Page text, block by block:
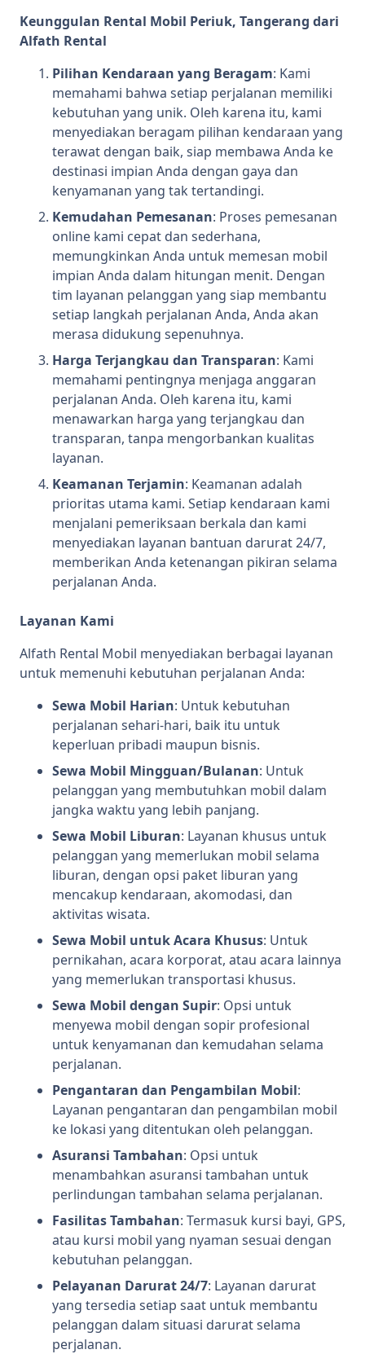
Keunggulan Rental Mobil Periuk, Tangerang dari
Alfath Rental
Pilihan Kendaraan yang Beragam: Kami
memahami bahwa setiap perjalanan memiliki
kebutuhan yang unik. Oleh karena itu, kami
menyediakan beragam pilihan kendaraan yang
terawat dengan baik, siap membawa Anda ke
destinasi impian Anda dengan gaya dan
kenyamanan yang tak tertandingi.
Kemudahan Pemesanan: Proses pemesanan
online kami cepat dan sederhana,
memungkinkan Anda untuk memesan mobil
impian Anda dalam hitungan menit. Dengan
tim layanan pelanggan yang siap membantu
setiap langkah perjalanan Anda, Anda akan
merasa didukung sepenuhnya.
Harga Terjangkau dan Transparan: Kami
memahami pentingnya menjaga anggaran
perjalanan Anda. Oleh karena itu, kami
menawarkan harga yang terjangkau dan
transparan, tanpa mengorbankan kualitas
layanan.
Keamanan Terjamin: Keamanan adalah
prioritas utama kami. Setiap kendaraan kami
menjalani pemeriksaan berkala dan kami
menyediakan layanan bantuan darurat 24/7,
memberikan Anda ketenangan pikiran selama
perjalanan Anda.
Layanan Kami
Alfath Rental Mobil menyediakan berbagai layanan
untuk memenuhi kebutuhan perjalanan Anda:
Sewa Mobil Harian: Untuk kebutuhan
perjalanan sehari-hari, baik itu untuk
keperluan pribadi maupun bisnis.
Sewa Mobil Mingguan/Bulanan: Untuk
pelanggan yang membutuhkan mobil dalam
jangka waktu yang lebih panjang.
Sewa Mobil Liburan: Layanan khusus untuk
pelanggan yang memerlukan mobil selama
liburan, dengan opsi paket liburan yang
mencakup kendaraan, akomodasi, dan
aktivitas wisata.
Sewa Mobil untuk Acara Khusus: Untuk
pernikahan, acara korporat, atau acara lainnya
yang memerlukan transportasi khusus.
Sewa Mobil dengan Supir: Opsi untuk
menyewa mobil dengan sopir profesional
untuk kenyamanan dan kemudahan selama
perjalanan.
Pengantaran dan Pengambilan Mobil:
Layanan pengantaran dan pengambilan mobil
ke lokasi yang ditentukan oleh pelanggan.
Asuransi Tambahan: Opsi untuk
menambahkan asuransi tambahan untuk
perlindungan tambahan selama perjalanan.
Fasilitas Tambahan: Termasuk kursi bayi, GPS,
atau kursi mobil yang nyaman sesuai dengan
kebutuhan pelanggan.
Pelayanan Darurat 24/7: Layanan darurat
yang tersedia setiap saat untuk membantu
pelanggan dalam situasi darurat selama
perjalanan.